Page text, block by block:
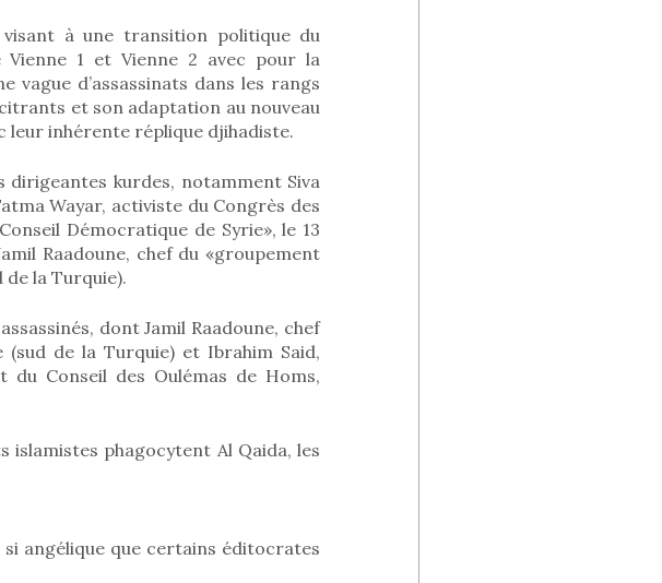
visant à une transition politique du
1 et Vienne 2 avec pour la
vague d’assassinats dans les rangs
et son adaptation au nouveau
inhérente réplique djihadiste.
kurdes, notamment Siva
Wayar, activiste du Congrès des
Démocratique de Syrie», le 13
Raadoune, chef du «groupement
de la Turquie).
dont Jamil Raadoune, chef
de la Turquie) et Ibrahim Said,
Conseil des Oulémas de Homs,
islamistes phagocytent Al Qaida, les
angélique que certains éditocrates